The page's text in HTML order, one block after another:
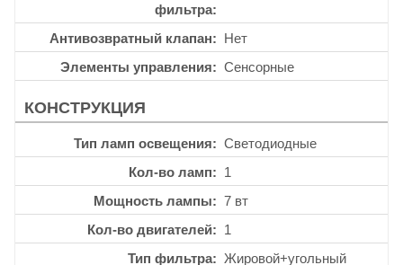
фильтра
Антивозвратный клапан
Нет
Элементы управления
Сенсорные
КОНСТРУКЦИЯ
Тип ламп освещения
Светодиодные
Кол-во ламп
1
Мощность лампы
7 вт
Кол-во двигателей
1
Тип фильтра
Жировой+угольный